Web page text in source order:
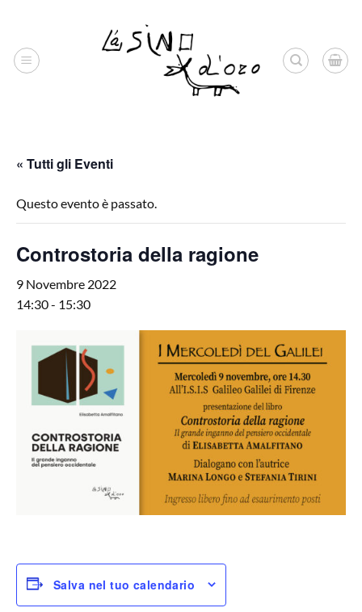
contenuti
« Tutti gli Eventi
Questo evento è passato.
Controstoria della ragione
9 Novembre 2022
14:30- 15:30
Salva nel tuo calendario